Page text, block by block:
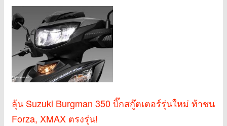
ลุ้น Suzuki Burgman 350 บิ๊กสกู๊ตเตอร์รุ่นใหม่ ท้าชน
Forza, XMAX ตรงรุ่น!